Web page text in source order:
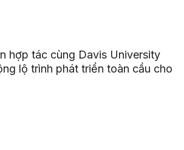
hợp tác cùng Davis University
lộ trình phát triển toàn cầu cho